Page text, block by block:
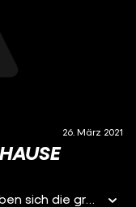
26. März 2021
Cinema Strikes Back: In den USA haben sich die großen Kinoketten mit den Produktionsstudios geeinigt. Filme kommen in Zukunft im Kino und dann erst auf den Streamingplattformen! Außerdem gibt es für VIPs BLACK WIDOW schon früher zu sehen - aber mit Geld kann jede*r VIP sein :) Und wenn ihr ein paar Feel-Good-Filmtipps brauchst, seid ihr hier genau richtig! Das und mehr in diesem hervorragenden Podcast von CSB!